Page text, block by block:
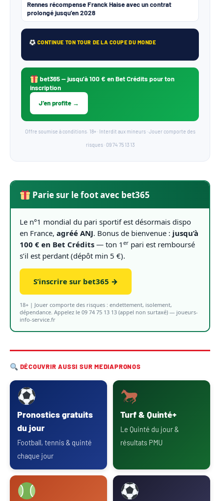
Rennes récompense Franck Haise avec un contrat
prolongé jusqu’en 2028
CONTINUE TON TOUR DE LA COUPE DU MONDE
bet365— jusqu’à 100 € en Bet Crédits pour ton
inscription
J’en profite →
Offre soumise à conditions. 18+ · Interdit aux mineurs · Jouer comporte des
risques · 09 74 75 13 13
Parie sur le foot avec bet365
Le n°1 mondial du pari sportif est désormais dispo
en France, agréé ANJ. Bonus de bienvenue : jusqu’à
100 € en Bet Crédits — ton 1 er pari est remboursé
s’il est perdant (dépôt min 5 €).
S’inscrire sur bet365 →
18+ | Jouer comporte des risques : endettement, isolement,
dépendance. Appelez le 09 74 75 13 13 (appel non surtaxé) — joueurs-
info-service.fr
DÉCOUVRIR AUSSI SUR MEDIAPRONOS
Pronostics gratuits
du jour
Football, tennis & quinté
chaque jour
Turf & Quinté+
Le Quinté du jour &
résultats PMU